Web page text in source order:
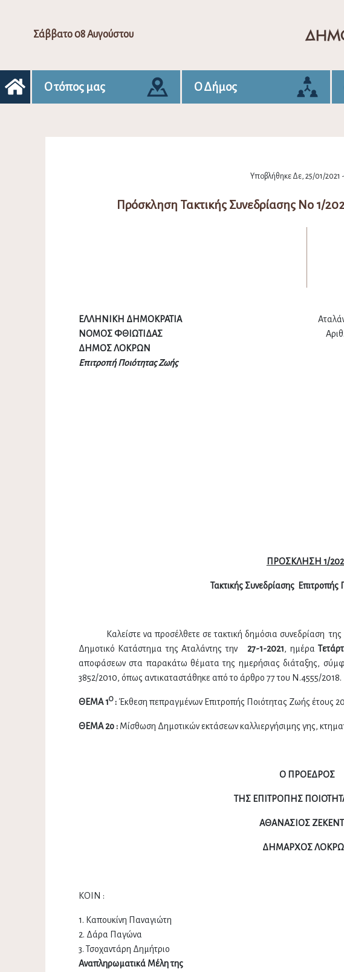
Σάββατο 08 Αυγούστου
Ο τόπος μας Ο Δήμος
Υποβλήθηκε Δε, 25/01/2021
Πρόσκληση Τακτικής Συνεδρίασης Νο 1/
ΕΛΛΗΝΙΚΗ ΔΗΜΟΚΡΑΤΙΑ
ΝΟΜΟΣ ΦΘΙΩΤΙΔΑΣ
ΔΗΜΟΣ ΛΟΚΡΩΝ
Επιτροπή Ποιότητας Ζωής
ΠΡΟΣΚΛΗΣΗ 1/
Τακτικής Συνεδρίασης Επιτροπής
Καλείστε να προσέλθετε σε τακτική δημόσια συνεδρίαση
Δημοτικό Κατάστημα της Αταλάντης την 27-1-2021, ημέρα
αποφάσεων στα παρακάτω θέματα της ημερήσιας διάταξης,
3852/2010, όπως αντικαταστάθηκε από το άρθρο 77 του Ν.4555/2018.
ΘΕΜΑ 1Ο: Έκθεση πεπραγμένων Επιτροπής Ποιότητας Ζωής έτους
ΘΕΜΑ 2ο : Μίσθωση Δημοτικών εκτάσεων καλλιεργήσιμης γης,
Ο ΠΡΟΕΔΡΟΣ
ΤΗΣ ΕΠΙΤΡΟΠΗΣ
ΑΘΑΝΑΣΙΟΣ
ΔΗΜΑΡΧΟΣ
ΚΟΙΝ :
1. Καπουκίνη Παναγιώτη
2. Δάρα Παγώνα
3. Τσοχαντάρη Δημήτριο
Αναπληρωματικά Μέλη της